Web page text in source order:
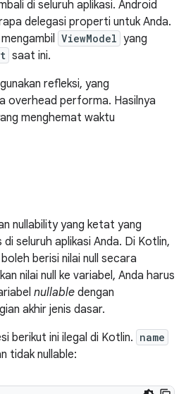
di seluruh aplikasi. Android
delegasi properti untuk Anda.
mengambil ViewModel yang
saat ini.
refleksi, yang
overhead performa. Hasilnya
menghemat waktu
nullability yang ketat yang
seluruh aplikasi Anda. Di Kotlin,
berisi nilai null secara
nilai null ke variabel, Anda harus
nullable dengan
akhir jenis dasar.
berikut ini ilegal di Kotlin. name
tidak nullable: